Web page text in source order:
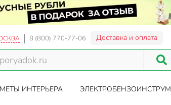
8 (800) 770-77-06 Доставка и оплата
ИНТЕРЬЕРА